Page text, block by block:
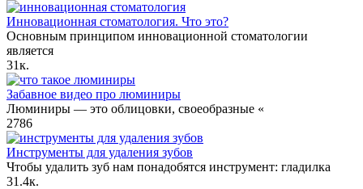
Инновационная стоматология. Что это?
Основным принципом инновационной стоматологии
является
31к.
Забавное видео про люминиры
Люминиры — это облицовки, своеобразные «
2786
Инструменты для удаления зубов
Чтобы удалить зуб нам понадобятся инструмент: гладилка
31.4к.